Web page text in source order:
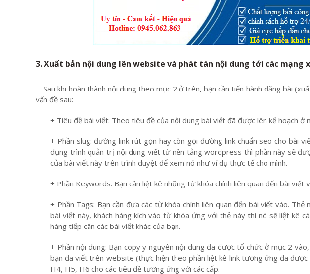
3. Xuất bản nội dung lên website và phát tán nội dung tới các mạng
Sau khi hoàn thành nội dung theo mục 2 ở trên, bạn cần tiến hành đăng bài
vấn đề sau:
+ Tiêu đề bài viết: Theo tiêu đề của nội dung bài viết đã được lên kế hoạch ở
+ Phần slug: đường link rút gọn hay còn gọi đường link chuẩn seo cho bài
dụng trình quản trị nội dung viết từ nền tảng wordpress thì phần này sẽ
của bài viết này trên trình duyệt để xem nó như ví dụ thực tế cho mình.
+ Phần Keywords: Bạn cần liệt kê những từ khóa chính liên quan đến bài viết
+ Phần Tags: Bạn cần đưa các từ khóa chính liên quan đến bài viết vào.
bài viết này, khách hàng kích vào từ khóa ứng với thẻ này thì nó sẽ liệt kê
hàng tiếp cận các bài viết khác của bạn.
+ Phần nội dung: Bạn copy y nguyên nội dung đã được tổ chức ở mục 2
bạn đã viết trên website (thực hiện theo phần liệt kê link tương ứng đã
H4, H5, H6 cho các tiêu đề tương ứng với các cấp.